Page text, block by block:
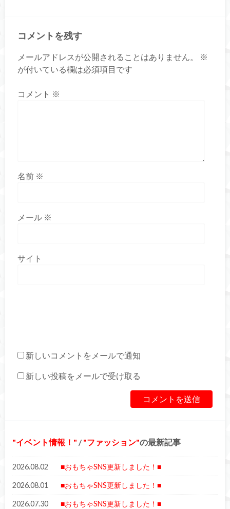
コメントを残す
メールアドレスが公開されることはありません。
※
が付いている欄は必須項目です
コメント ※
名前 ※
メール ※
サイト
新しいコメントをメールで通知
新しい投稿をメールで受け取る
イベント情報！ / ファッション の最新記事
2026.08.02 ■おもちゃSNS更新しました！■
2026.08.01 ■おもちゃSNS更新しました！■
2026.07.30 ■おもちゃSNS更新しました！■